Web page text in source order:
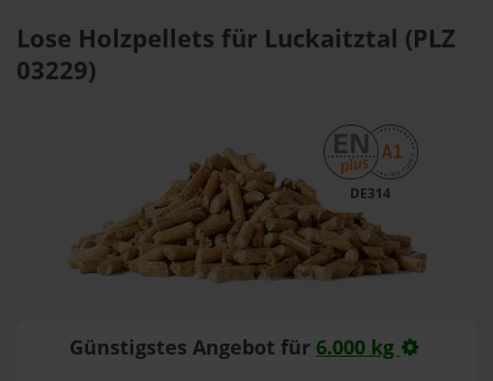
Lose Holzpellets für Luckaitztal (PLZ
03229)
DE314
Günstigstes Angebot für 6.000 kg